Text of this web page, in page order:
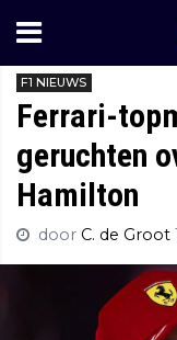
F1 NIEUWS
Ferrari-
geruchten
Hamilton
door C. de Groot